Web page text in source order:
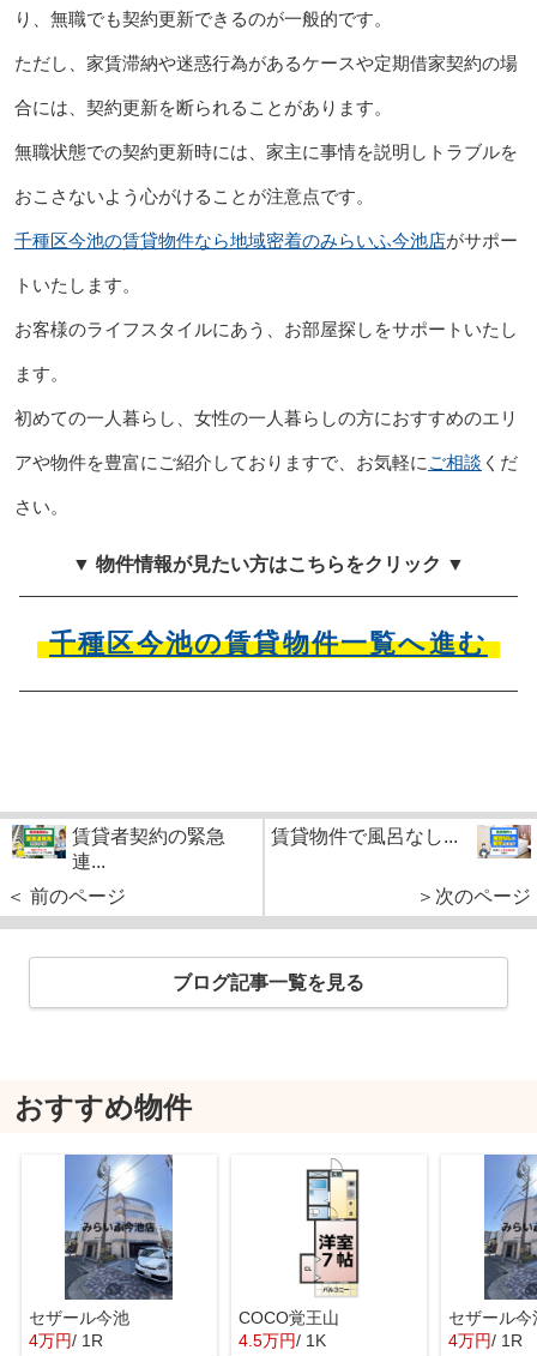
り、無職でも契約更新できるのが一般的です。
ただし、家賃滞納や迷惑行為があるケースや定期借家契約の場
合には、契約更新を断られることがあります。
無職状態での契約更新時には、家主に事情を説明しトラブルを
おこさないよう心がけることが注意点です。
千種区今池の賃貸物件なら地域密着のみらいふ今池店がサポー
トいたします。
お客様のライフスタイルにあう、お部屋探しをサポートいたし
ます。
初めての一人暮らし、女性の一人暮らしの方におすすめのエリ
アや物件を豊富にご紹介しておりますで、お気軽に ご相談 くだ
さい。
▼ 物件情報が見たい方はこちらをクリック ▼
千種区今池の賃貸物件一覧へ進む
賃貸者契約の緊急
連...
＜ 前のページ
賃貸物件で風呂なし...
＞次のページ
ブログ記事一覧を見る
おすすめ物件
セザール今池
4万円/ 1R
COCO覚王山
4.5万円/ 1K
セザール今
4万円/ 1R